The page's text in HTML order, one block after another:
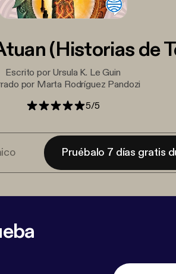
(Historias de
Escrito por Ursula K. Le Guin
por Marta Rodríguez Pandozi
5/5
Pruébalo 7 días gratis